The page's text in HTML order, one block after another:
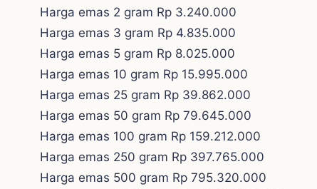
Harga emas 2 gram Rp 3.240.000
Harga emas 3 gram Rp 4.835.000
Harga emas 5 gram Rp 8.025.000
Harga emas 10 gram Rp 15.995.000
Harga emas 25 gram Rp 39.862.000
Harga emas 50 gram Rp 79.645.000
Harga emas 100 gram Rp 159.212.000
Harga emas 250 gram Rp 397.765.000
Harga emas 500 gram Rp 795.320.000